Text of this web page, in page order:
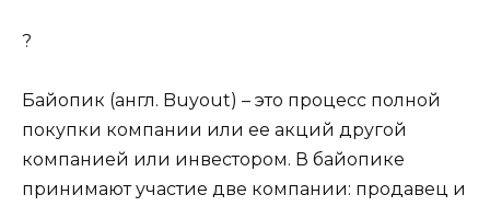
?
Байопик (англ. Buyout) – это процесс полной
покупки компании или ее акций другой
компанией или инвестором. В байопике
принимают участие две компании: продавец и